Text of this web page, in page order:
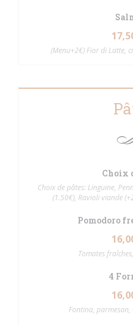
(Menu+2€) Fior di Latte,
Choix
Choix de pâtes: Linguine,
(1.50€), Ravioli viande
Pomodoro
Tomates
4
Fontina, parmesan,